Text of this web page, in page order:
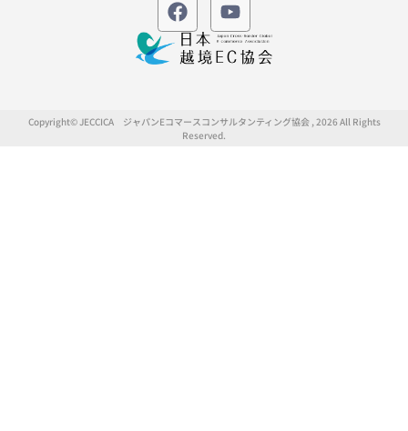
Copyright© JECCICA ジャパンEコマースコンサルタンティング協会 , 2026 All Rights
Reserved.